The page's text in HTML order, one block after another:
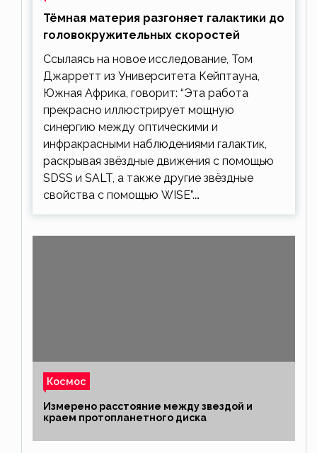
Тёмная материя разгоняет галактики до
головокружительных скоростей
Ссылаясь на новое исследование, Том
Джарретт из Университета Кейптауна,
Южная Африка, говорит: “Эта работа
прекрасно иллюстрирует мощную
синергию между оптическими и
инфракрасными наблюдениями галактик,
раскрывая звёздные движения с помощью
SDSS и SALT, а также другие звёздные
свойства с помощью WISE”.…
Космос
Измерено расстояние между звездой и
краем протопланетного диска